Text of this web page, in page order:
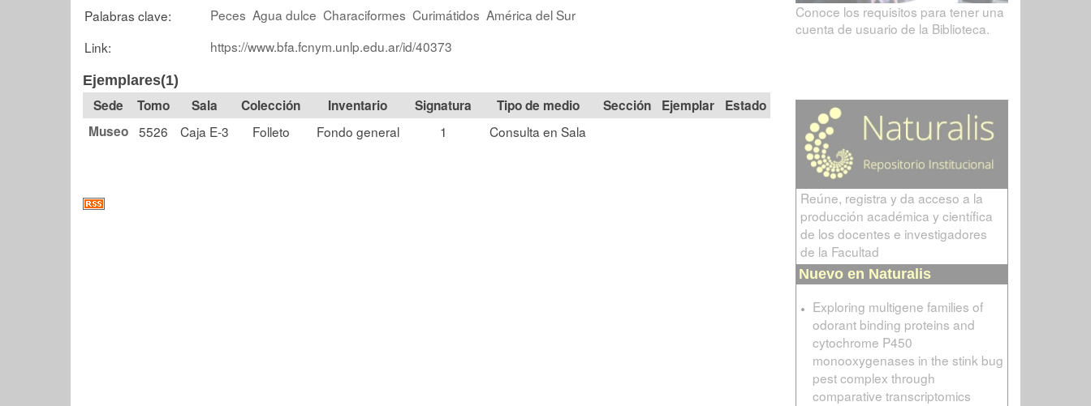
Palabras clave:
Peces Agua dulce Characiformes Curimátidos América del Sur
Link:
https://www.bfa.fcnym.unlp.edu.ar/id/40373
Ejemplares(1)
Tomo Sala Colección Signatura Tipo de medio Sección
Estado
Museo 5526 Caja E-3 Folleto Fondo general 1 Consulta en Sala
Conoce los requisitos para tener una
cuenta de usuario de la Biblioteca.
Reúne, registra y da acceso a la
producción académica y científica
de los docentes e investigadores
de la Facultad
Nuevo en Naturalis
Exploring multigene families of
odorant binding proteins and
cytochrome P450
monooxygenases in the stink bug
pest complex through
comparative transcriptomics